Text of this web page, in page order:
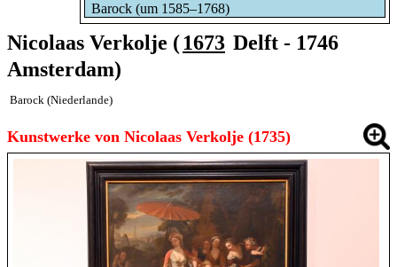
Barock (um 1585–1768)
Nicolaas Verkolje (1673 Delft - 1746
Amsterdam)
Barock (Niederlande)
Kunstwerke von Nicolaas Verkolje (1735)